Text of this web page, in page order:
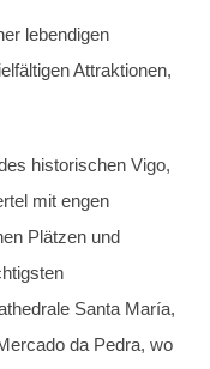
lebendigen
Attraktionen,
historischen Vigo,
mit engen
Plätzen und
Santa María,
da Pedra, wo